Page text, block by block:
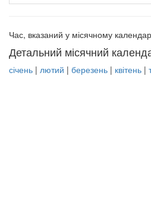
Час, вказаний у місячному
Детальний місячний
січень | лютий | березень | квітень |